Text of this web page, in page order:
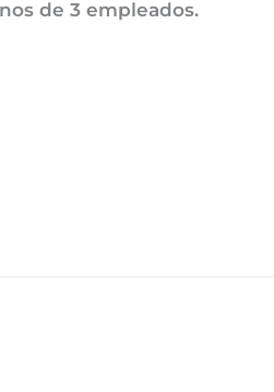
de 3 empleados.